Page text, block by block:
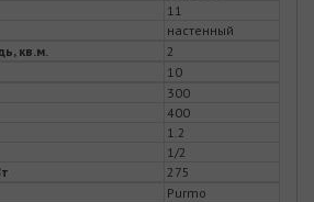
11
настенный
кв.м.
2
10
300
400
1.2
1/2
275
Purmo